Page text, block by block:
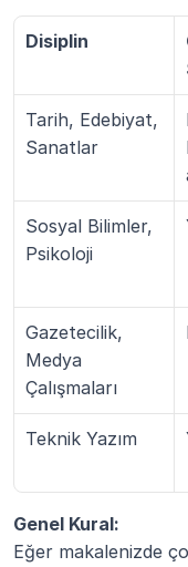
Disiplin
Tarih, Edebiyat,
Sanatlar
Sosyal Bilimler,
Psikoloji
Gazetecilik,
Medya
Çalışmaları
Teknik Yazım
Genel Kural:
Eğer makalenizde